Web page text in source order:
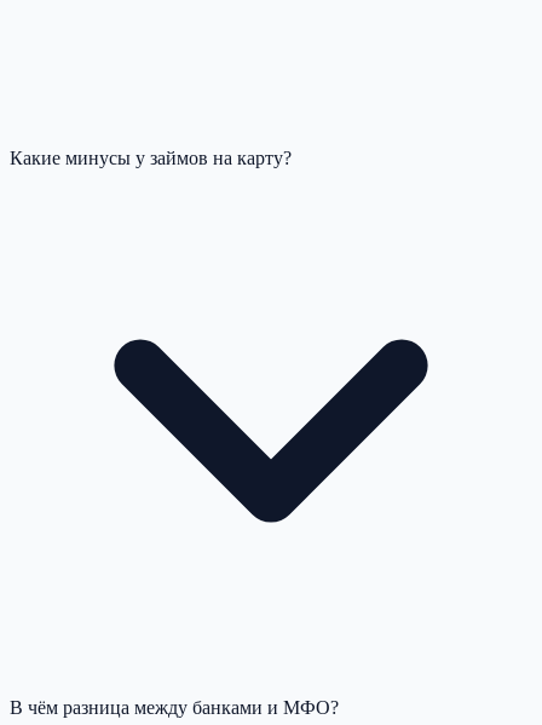
Какие минусы у займов на карту?
В чём разница между банками и МФО?